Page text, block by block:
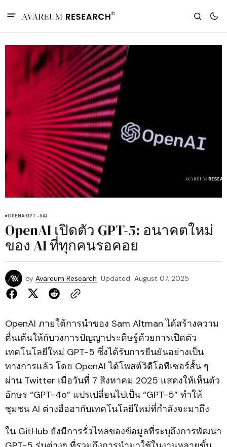
OPENAIGPT-5AI
OpenAI เปิดตัว GPT-5: อนาคตใหม่
ของ AI ที่ทุกคนรอคอย
by Avareum Research Updated August 07, 2025
OpenAI ภายใต้การนำของ Sam Altman ได้สร้างความ
ตื่นเต้นให้กับวงการปัญญาประดิษฐ์ด้วยการเปิดตัว
เทคโนโลยีใหม่ GPT-5 ซึ่งได้รับการยืนยันอย่างเป็น
ทางการแล้ว โดย OpenAI ได้โพสต์วิดีโอทีเซอร์สั้น ๆ
ผ่าน Twitter เมื่อวันที่ 7 สิงหาคม 2025 แสดงให้เห็นตัว
อักษร “GPT-4o” แปรเปลี่ยนไปเป็น “GPT-5” ทำให้
ชุมชน AI ต่างฮือฮากับเทคโนโลยีใหม่ที่กำลังจะมาถึง
ใน GitHub ยังมีการรั่วไหลของข้อมูลที่ระบุถึงการพัฒนา